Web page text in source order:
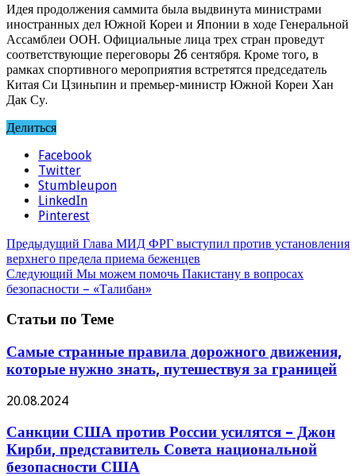
Идея продолжения саммита была выдвинута министрами
иностранных дел Южной Кореи и Японии в ходе Генеральной
Ассамблеи ООН. Официальные лица трех стран проведут
соответствующие переговоры 26 сентября. Кроме того, в
рамках спортивного мероприятия встретятся председатель
Китая Си Цзиньпин и премьер-министр Южной Кореи Хан
Дак Су.
Делиться
Facebook
Twitter
Stumbleupon
LinkedIn
Pinterest
Предыдущий Глава МИД ФРГ выступил против установления
верхнего предела приема беженцев
Следующий Мы можем помочь Пакистану в вопросах
безопасности – «Талибан»
Статьи по Теме
Самые странные правила дорожного движения,
которые нужно знать, путешествуя за границей
20.08.2024
Санкции США против России усилятся – Джон
Кирби, представитель Совета национальной
безопасности США